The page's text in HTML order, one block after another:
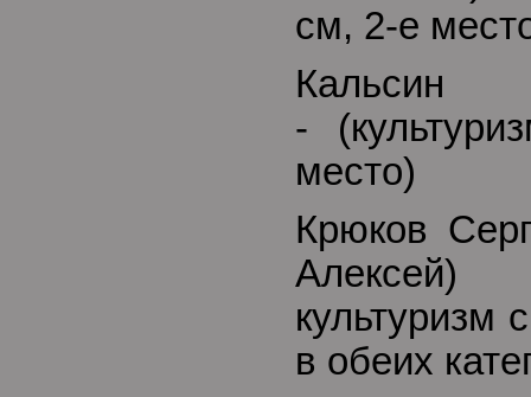
см, 2-е
Кальсин
-
место)
Крюков
культуризм
в обеих